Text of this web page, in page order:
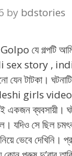
by bdstories
যে গল্পটি
sex story ,
টাটকা।
girls video
একজন ব্যবসায়ী।
যদিও সে ছিল
ভেবে দেখিনি।